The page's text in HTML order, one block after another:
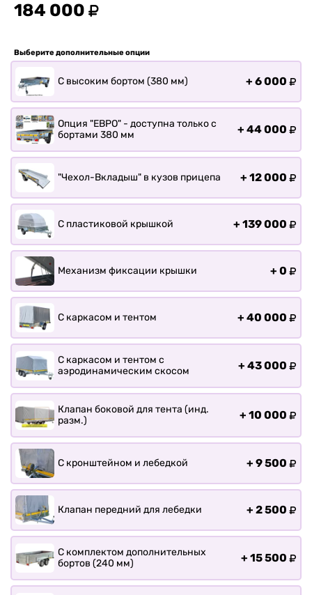
байдарок, каноэ, САП
Запчасти
Хоз. товары
Дилеры
Контакты
Тюнинг прицепов
Получить прицеп
Статьи
184 000
Выберите дополнительные опции
С высоким бортом (380 мм) + 6 000
Опция "ЕВРО" - доступна только с
бортами 380 мм
+ 44 000
"Чехол-Вкладыш" в кузов прицепа + 12 000
С пластиковой крышкой + 139 000
Механизм фиксации крышки + 0
С каркасом и тентом + 40 000
С каркасом и тентом с
аэродинамическим скосом
+ 43 000
Клапан боковой для тента (инд.
разм.)
+ 10 000
С кронштейном и лебедкой + 9 500
Клапан передний для лебедки + 2 500
С комплектом дополнительных
бортов (240 мм)
+ 15 500